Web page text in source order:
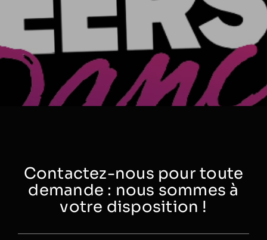
Contactez-nous pour toute
demande : nous sommes à
votre disposition !